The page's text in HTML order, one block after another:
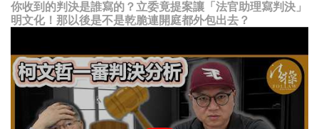
你收到的判決是誰寫的？立委竟提案讓「法官助理寫判決」
明文化！那以後是不是乾脆連開庭都外包出去？